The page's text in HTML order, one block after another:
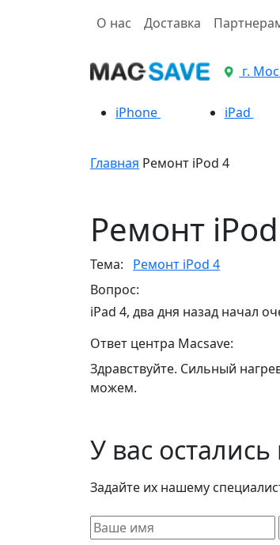
О нас Доставка
г.
iPhone
iPad
Главная Ремонт iPod 4
Ремонт
Тема: Ремонт iPod 4
Вопрос:
iPad 4, два дня назад начал
Ответ центра Macsave:
Здравствуйте. Сильный
можем.
У вас
Задайте их нашему